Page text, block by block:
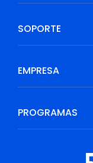
SOPORTE
EMPRESA
PROGRAMAS